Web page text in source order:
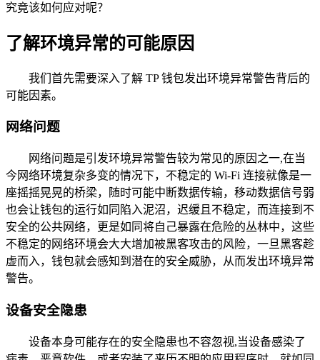
究竟该如何应对呢？
了解环境异常的可能原因
我们首先需要深入了解 TP 钱包发出环境异常警告背后的
可能因素。
网络问题
网络问题是引发环境异常警告较为常见的原因之一,在当
今网络环境复杂多变的情况下，不稳定的 Wi-Fi 连接就像是一
座摇摇晃晃的桥梁，随时可能中断数据传输，移动数据信号弱
也会让钱包的运行如同陷入泥沼，迟缓且不稳定，而连接到不
安全的公共网络，更是如同将自己暴露在危险的丛林中，这些
不稳定的网络环境会大大增加被黑客攻击的风险，一旦黑客趁
虚而入，钱包就会感知到潜在的安全威胁，从而发出环境异常
警告。
设备安全隐患
设备本身可能存在的安全隐患也不容忽视,当设备感染了